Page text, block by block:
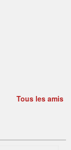
Tous les amis